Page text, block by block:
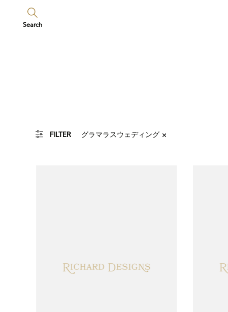
Search
FILTER グラマラスウェディング